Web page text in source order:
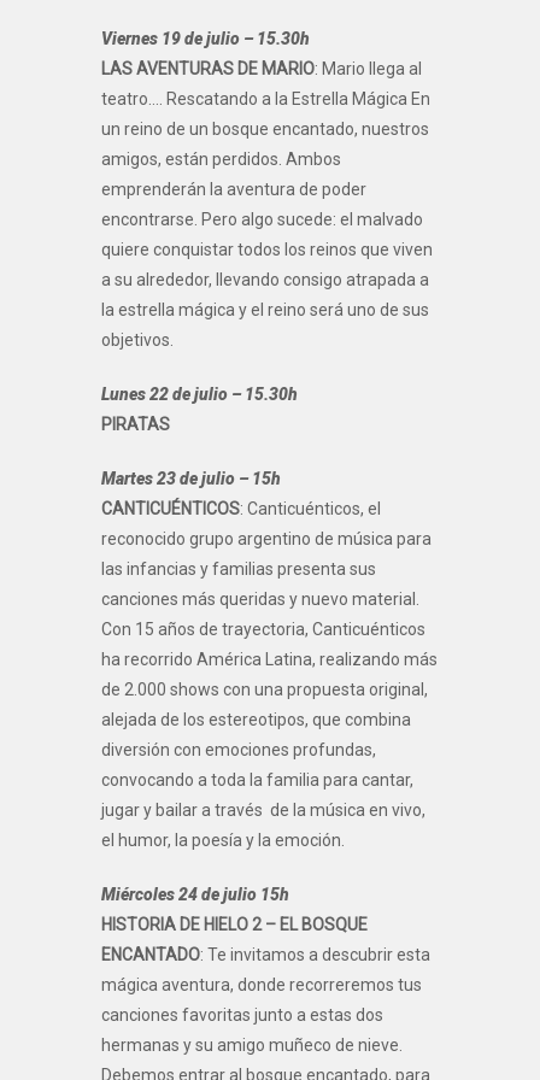
Viernes 19 de julio – 15.30h
LAS AVENTURAS DE MARIO: Mario llega al
teatro…. Rescatando a la Estrella Mágica En
un reino de un bosque encantado, nuestros
amigos, están perdidos. Ambos
emprenderán la aventura de poder
encontrarse. Pero algo sucede: el malvado
quiere conquistar todos los reinos que viven
a su alrededor, llevando consigo atrapada a
la estrella mágica y el reino será uno de sus
objetivos.
Lunes 22 de julio – 15.30h
PIRATAS
Martes 23 de julio – 15h
CANTICUÉNTICOS: Canticuénticos, el
reconocido grupo argentino de música para
las infancias y familias presenta sus
canciones más queridas y nuevo material.
Con 15 años de trayectoria, Canticuénticos
ha recorrido América Latina, realizando más
de 2.000 shows con una propuesta original,
alejada de los estereotipos, que combina
diversión con emociones profundas,
convocando a toda la familia para cantar,
jugar y bailar a través de la música en vivo,
el humor, la poesía y la emoción.
Miércoles 24 de julio 15h
HISTORIA DE HIELO 2 – EL BOSQUE
ENCANTADO: Te invitamos a descubrir esta
mágica aventura, donde recorreremos tus
canciones favoritas junto a estas dos
hermanas y su amigo muñeco de nieve.
Debemos entrar al bosque encantado, para